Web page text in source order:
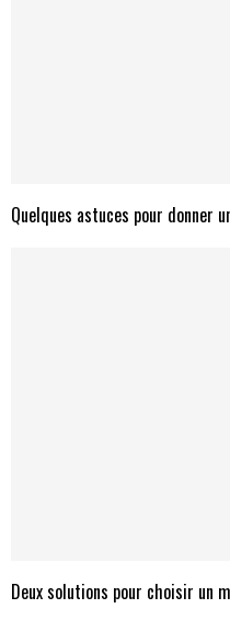
Quelques astuces pour donner
Deux solutions pour choisir un